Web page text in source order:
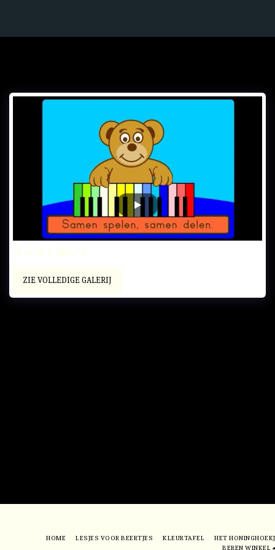
ZIE VOLLEDIGE GALERIJ
HOME LESJES VOOR BEERTJES KLEURTAFEL
HET
BEREN WINKEL